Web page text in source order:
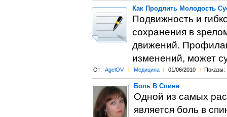
Как Продлить Молодость
Подвижность и
сохранения в
движений.
изменений, может
От: AgelOV l Медицина l 01/06/2010 l Показы:
Боль В Спине
Одной из самых
является боль в